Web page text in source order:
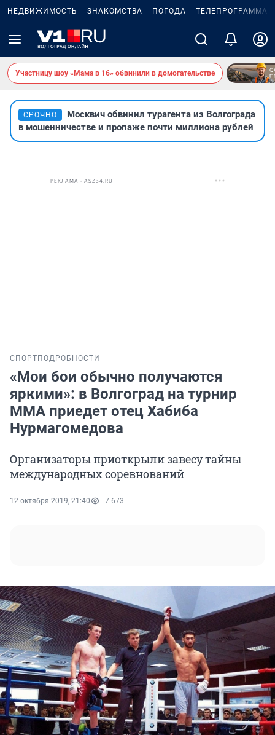
НЕДВИЖИМОСТЬ ЗНАКОМСТВА ПОГОДА ТЕЛЕПРОГРАММА
Участницу шоу «Мама в 16» обвинили в домогательстве
СРОЧНО
Москвич обвинил турагента из Волгограда
в мошенничестве и пропаже почти миллиона рублей
РЕКЛАМА • ASZ34.RU
СПОРТ ПОДРОБНОСТИ
«Мои бои обычно получаются
яркими»: в Волгоград на турнир
ММА приедет отец Хабиба
Нурмагомедова
Организаторы приоткрыли завесу тайны
международных соревнований
12 октября 2019, 21:40 7 673